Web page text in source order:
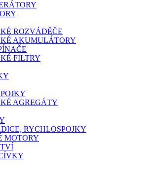
ROZVÁDĚČE
AKUMULÁTORY
FILTRY
AGREGÁTY
RYCHLOSPOJKY
MOTORY